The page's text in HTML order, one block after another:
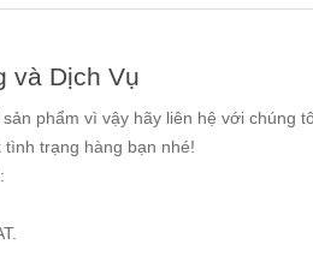
và Dịch Vụ
phẩm vì vậy hãy liên hệ với chúng
trạng hàng bạn nhé!